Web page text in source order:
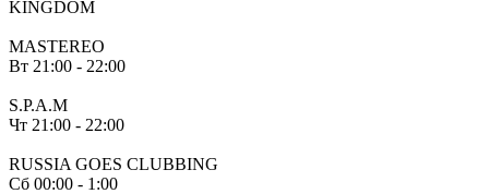
KINGDOM
MASTEREO
Вт 21:00 - 22:00
S.P.A.M
Чт 21:00 - 22:00
RUSSIA GOES CLUBBING
Сб 00:00 - 1:00